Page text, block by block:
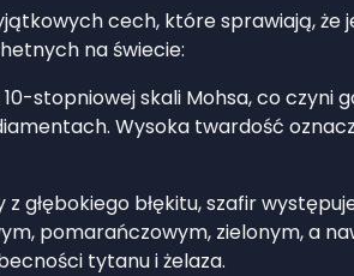
cech, które sprawiają, że
na świecie:
10-stopniowej skali Mohsa, co czyni
Wysoka twardość
głębokiego błękitu, szafir
pomarańczowym, zielonym, a
tytanu i żelaza.